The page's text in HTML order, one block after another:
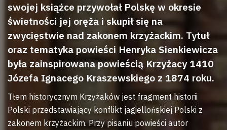
swojej książce przywołał Polskę w okresie
świetności jej oręża i skupił się na
zwycięstwie nad zakonem krzyżackim. Tytuł
oraz tematyka powieści Henryka Sienkiewicza
była zainspirowana powieścią Krzyżacy 1410
Józefa Ignacego Kraszewskiego z 1874 roku.
Tłem historycznym Krzyżaków jest fragment historii
Polski przedstawiający konflikt jagiellońskiej Polski z
zakonem krzyżackim. Przy pisaniu powieści autor